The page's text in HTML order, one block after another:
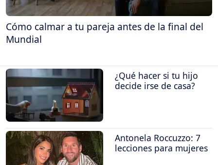
Cómo calmar a tu pareja antes de la final del
Mundial
¿Qué hacer si tu hijo
decide irse de casa?
Antonela Roccuzzo: 7
lecciones para mujeres